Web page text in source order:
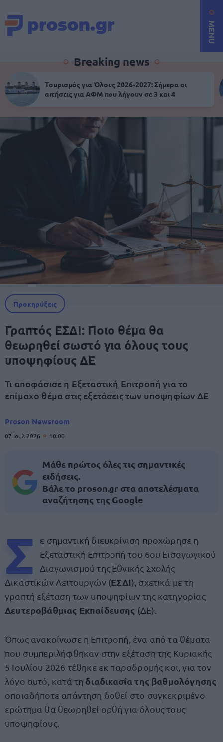
MENU
Breaking news
Τουρισμός για Όλους 2026-2027: Σήμερα οι
αιτήσεις για ΑΦΜ που λήγουν σε 3 και 4
Προκηρύξεις
Γραπτός ΕΣΔΙ: Ποιο θέμα θα
θεωρηθεί σωστό για όλους τους
υποψηφίους ΔΕ
Τι αποφάσισε η Εξεταστική Επιτροπή για το
επίμαχο θέμα στις εξετάσεις των υποψηφίων ΔΕ
Proson Newsroom
07 Ιουλ 2026 10:00
Μάθε πρώτος όλες τις σημαντικές
ειδήσεις.
Βάλε το proson.gr στα αποτελέσματα
αναζήτησης της Google
Σ
ε σημαντική διευκρίνιση προχώρησε η
Εξεταστική Επιτροπή του 6ου Εισαγωγικού
Διαγωνισμού της Εθνικής Σχολής
Δικαστικών Λειτουργών (ΕΣΔΙ), σχετικά με τη
γραπτή εξέταση των υποψηφίων της κατηγορίας
Δευτεροβάθμιας Εκπαίδευσης (ΔΕ).
Όπως ανακοίνωσε η Επιτροπή, ένα από τα θέματα
που συμπεριλήφθηκαν στην εξέταση της Κυριακής
5 Ιουλίου 2026 τέθηκε εκ παραδρομής και, για τον
λόγο αυτό, κατά τη διαδικασία της βαθμολόγησης
οποιαδήποτε απάντηση δοθεί στο συγκεκριμένο
ερώτημα θα θεωρηθεί ορθή για όλους τους
υποψηφίους.